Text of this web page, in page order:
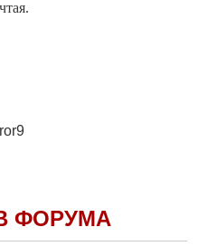
ФОРУМА